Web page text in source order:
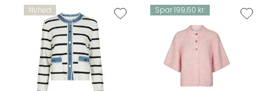
Nyhed Spar 199,60 kr.